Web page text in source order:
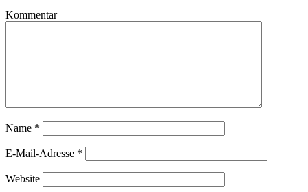
Kommentar
Name *
E-Mail-Adresse *
Website